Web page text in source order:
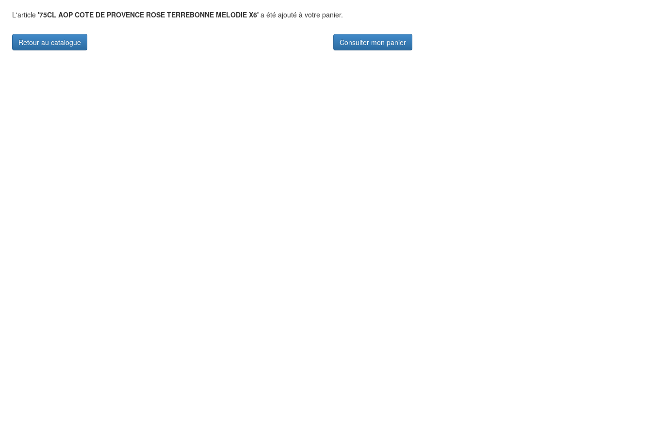
L'article '75CL AOP COTE DE PROVENCE ROSE TERREBONNE MELODIE X6' a été ajouté à votre panier.
Retour au catalogue Consulter mon panier